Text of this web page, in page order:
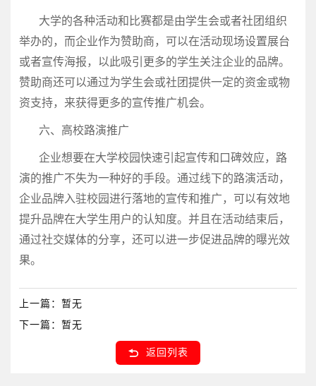
大学的各种活动和比赛都是由学生会或者社团组织
举办的，而企业作为赞助商，可以在活动现场设置展台
或者宣传海报，以此吸引更多的学生关注企业的品牌。
赞助商还可以通过为学生会或社团提供一定的资金或物
资支持，来获得更多的宣传推广机会。
六、高校路演推广
企业想要在大学校园快速引起宣传和口碑效应，路
演的推广不失为一种好的手段。通过线下的路演活动，
企业品牌入驻校园进行落地的宣传和推广，可以有效地
提升品牌在大学生用户的认知度。并且在活动结束后，
通过社交媒体的分享，还可以进一步促进品牌的曝光效
果。
上一篇： 暂无
下一篇： 暂无
返回列表